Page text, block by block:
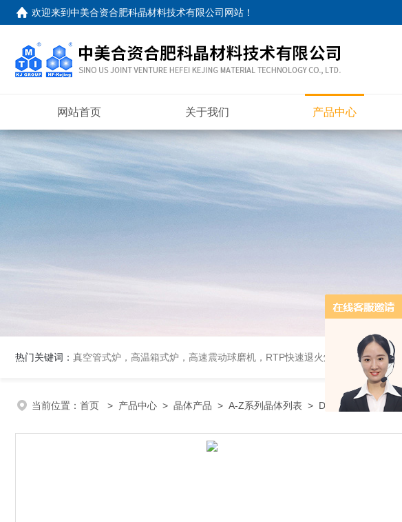
欢迎来到中美合资合肥科晶材料技术有限公司网站 ！
网站首页 关于我们 产品中心
热门关键词： 真空管式炉，高温箱式炉，高速震动球磨机，RTP快速退火炉，高温高压炉，
当前位置： 首页 > 产品中心 > 晶体产品 > A-Z系列晶体列表 > DyScO3晶体基片